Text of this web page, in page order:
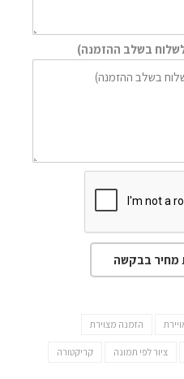
בשלב ההזמנה)
מחיר בבקשה
הזמנה מצוירת
ציור לפי תמונה קריקטורה